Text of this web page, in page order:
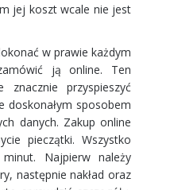
jej koszt wcale nie jest
w prawie każdym
ją online. Ten
przyspieszyć
doskonałym sposobem
danych. Zakup online
pieczątki. Wszystko
Najpierw należy
następnie nakład oraz